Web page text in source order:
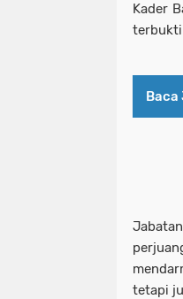
Kader
terbukti
Baca
tetapi